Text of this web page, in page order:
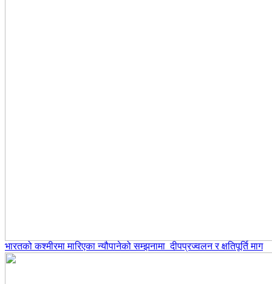
भारतको कश्मीरमा मारिएका न्यौपानेको सम्झनामा दीपप्रज्वलन र क्षतिपूर्ति माग